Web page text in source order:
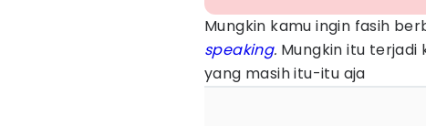
Mungkin kamu ingin fasih
speaking. Mungkin itu
yang masih itu-itu aja